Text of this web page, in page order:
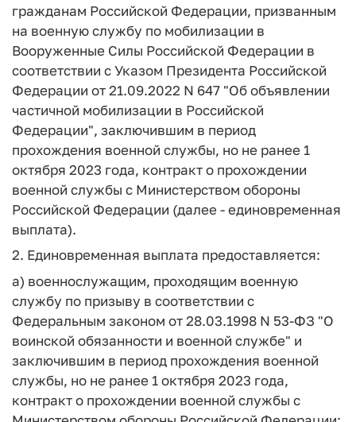
гражданам Российской Федерации, призванным
на военную службу по мобилизации в
Вооруженные Силы Российской Федерации в
соответствии с Указом Президента Российской
Федерации от 21.09.2022 N 647 "Об объявлении
частичной мобилизации в Российской
Федерации", заключившим в период
прохождения военной службы, но не ранее 1
октября 2023 года, контракт о прохождении
военной службы с Министерством обороны
Российской Федерации (далее - единовременная
выплата).
2. Единовременная выплата предоставляется:
а) военнослужащим, проходящим военную
службу по призыву в соответствии с
Федеральным законом от 28.03.1998 N 53-ФЗ "О
воинской обязанности и военной службе" и
заключившим в период прохождения военной
службы, но не ранее 1 октября 2023 года,
контракт о прохождении военной службы с